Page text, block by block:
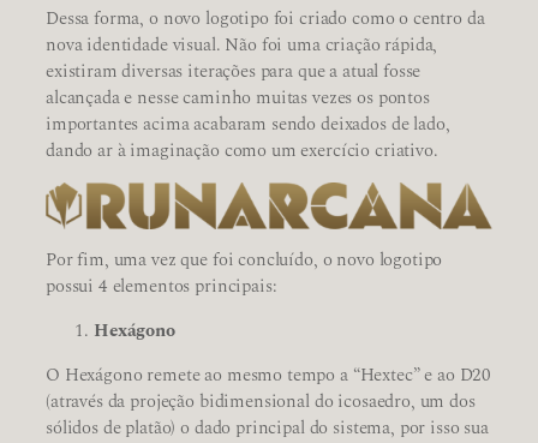
Dessa forma, o novo logotipo foi criado como o centro da
nova identidade visual. Não foi uma criação rápida,
existiram diversas iterações para que a atual fosse
alcançada e nesse caminho muitas vezes os pontos
importantes acima acabaram sendo deixados de lado,
dando ar à imaginação como um exercício criativo.
Por fim, uma vez que foi concluído, o novo logotipo
possui 4 elementos principais:
Hexágono
O Hexágono remete ao mesmo tempo a “Hextec” e ao D20
(através da projeção bidimensional do icosaedro, um dos
sólidos de platão) o dado principal do sistema, por isso sua